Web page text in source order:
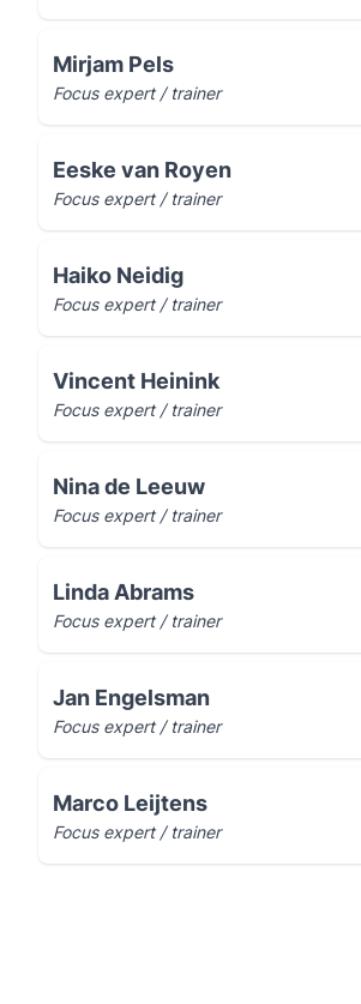
Mirjam Pels
Focus expert / trainer
Eeske van Royen
Focus expert / trainer
Haiko Neidig
Focus expert / trainer
Vincent Heinink
Focus expert / trainer
Nina de Leeuw
Focus expert / trainer
Linda Abrams
Focus expert / trainer
Jan Engelsman
Focus expert / trainer
Marco Leijtens
Focus expert / trainer